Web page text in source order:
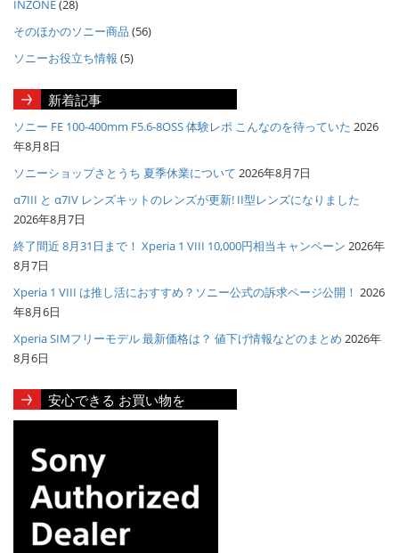
INZONE(28)
そのほかのソニー商品 (56)
ソニーお役立ち情報 (5)
新着記事
ソニー FE 100-400mm F5.6-8OSS 体験レポ こんなのを待っていた 2026
年8月8日
ソニーショップさとうち 夏季休業について 2026年8月7日
α7III と α7IV レンズキットのレンズが更新! II型レンズになりました
2026年8月7日
終了間近 8月31日まで！ Xperia 1 VIII 10,000円相当キャンペーン 2026年
8月7日
Xperia 1 VIII は推し活におすすめ？ソニー公式の訴求ページ公開！ 2026
年8月6日
Xperia SIMフリーモデル 最新価格は？ 値下げ情報などのまとめ 2026年
8月6日
安心できる お買い物を